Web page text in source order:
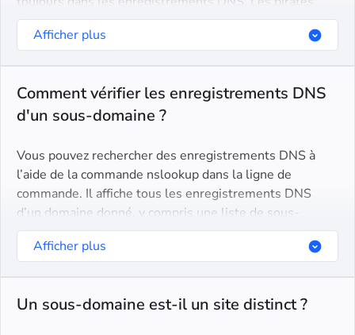
peuvent configurer un hôte virtuel pour le sous-
domaine et en prendre le contrôle.
Afficher plus
Comment vérifier les enregistrements DNS
d'un sous-domaine ?
Vous pouvez rechercher des enregistrements DNS à
l’aide de la commande nslookup dans la ligne de
commande. Il affiche tous les enregistrements DNS
d’un domaine donné, y compris une liste de sous-
domaines. La commande fonctionne pour les systèmes
d’exploitation Windows, Linux et macOS.
Afficher plus
Un sous-domaine est-il un site distinct ?